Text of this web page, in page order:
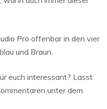
Pro offenbar in den vier
und Braun.
euch interessant? Lasst
unter dem